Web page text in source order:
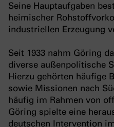
Seine Hauptaufgaben
heimischer
industriellen Erzeugung
Seit 1933 nahm Göring
diverse außenpolitische
Hierzu gehörten häufige
sowie Missionen nach
häufig im Rahmen von
Göring spielte eine
deutschen Intervention